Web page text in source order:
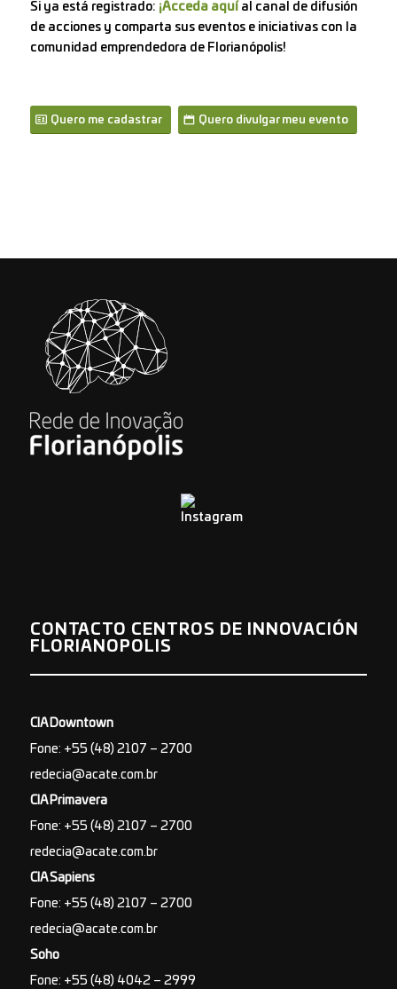
Si ya está registrado: ¡Acceda aquí al canal de difusión
de acciones y comparta sus eventos e iniciativas con la
comunidad emprendedora de Florianópolis!
Quero me cadastrar Quero divulgar meu evento
CONTACTO CENTROS DE INNOVACIÓN
FLORIANOPOLIS
CIA Downtown
Fone: +55 (48) 2107 – 2700
redecia@acate.com.br
CIA Primavera
Fone: +55 (48) 2107 – 2700
redecia@acate.com.br
CIA Sapiens
Fone: +55 (48) 2107 – 2700
redecia@acate.com.br
Soho
Fone: +55 (48) 4042 – 2999